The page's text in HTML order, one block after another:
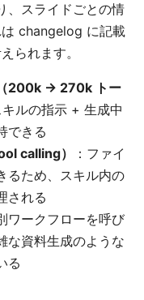
、スライドごとの情
changelog に記載
られます。
200k → 270k トー
ルの指示 + 生成中
できる
calling）
：ファイ
るため、スキル内の
される
ワークフローを呼び
な資料生成のような
る